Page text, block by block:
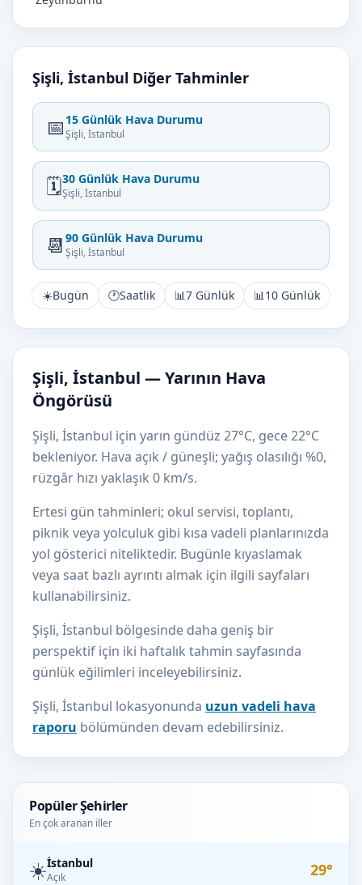
Popüler Şehirler
En çok aranan iller
☀️İstanbul
Açık 29°
Şişli, İstanbul Diğer Tahminler
📅 15 Günlük Hava Durumu
Şişli, İstanbul
🗓️30 Günlük Hava Durumu
Şişli, İstanbul
📆 90 Günlük Hava Durumu
Şişli, İstanbul
☀️Bugün 🕐Saatlik 📊7 Günlük 📊10 Günlük
Şişli, İstanbul — Yarının Hava
Öngörüsü
Şişli, İstanbul için yarın gündüz 27°C, gece 22°C
bekleniyor. Hava açık / güneşli; yağış olasılığı %0,
rüzgâr hızı yaklaşık 0 km/s.
Ertesi gün tahminleri; okul servisi, toplantı,
piknik veya yolculuk gibi kısa vadeli planlarınızda
yol gösterici niteliktedir. Bugünle kıyaslamak
veya saat bazlı ayrıntı almak için ilgili sayfaları
kullanabilirsiniz.
Şişli, İstanbul bölgesinde daha geniş bir
perspektif için iki haftalık tahmin sayfasında
günlük eğilimleri inceleyebilirsiniz.
Şişli, İstanbul lokasyonunda uzun vadeli hava
raporu bölümünden devam edebilirsiniz.